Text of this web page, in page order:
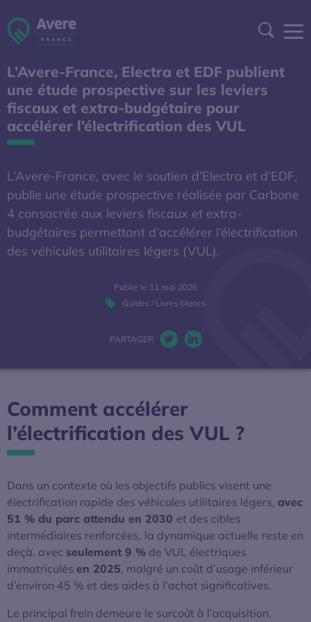
AFIREV
BAROMÈTRE EXPERTS'OUVRE DANS UNE
ESPACE ADHÉRENT
DEVENIR ADHÉRENT
Actualités
Baromètres
Espace presse
L’Avere-France, Electra et EDF publient
une étude prospective sur les leviers
fiscaux et extra-budgétaire pour
accélérer l’électrification des VUL
L’Avere-France, avec le soutien d’Electra et d’EDF,
publie une étude prospective réalisée par Carbone
4 consacrée aux leviers fiscaux et extra-
budgétaires permettant d’accélérer l’électrification
des véhicules utilitaires légers (VUL).
Publié le 11 mai 2026
Guides / Livres blancs
PARTAGER
Comment accélérer
l’électrification des VUL ?
Dans un contexte où les objectifs publics visent une
électrification rapide des véhicules utilitaires légers, avec
51 % du parc attendu en 2030 et des cibles
intermédiaires renforcées, la dynamique actuelle reste en
deçà, avec seulement 9 % de VUL électriques
immatriculés en 2025, malgré un coût d’usage inférieur
d’environ 45 % et des aides à l’achat significatives.
Le principal frein demeure le surcoût à l’acquisition,